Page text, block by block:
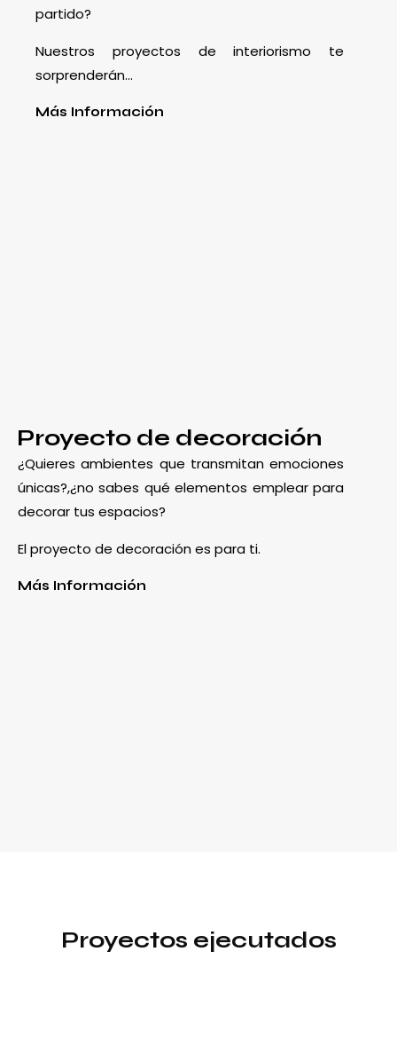
partido?
Nuestros proyectos de interiorismo te
sorprenderán…
Más Información
Proyecto de decoración
¿Quieres ambientes que transmitan emociones
únicas?,¿no sabes qué elementos emplear para
decorar tus espacios?
El proyecto de decoración es para ti.
Más Información
Proyectos ejecutados